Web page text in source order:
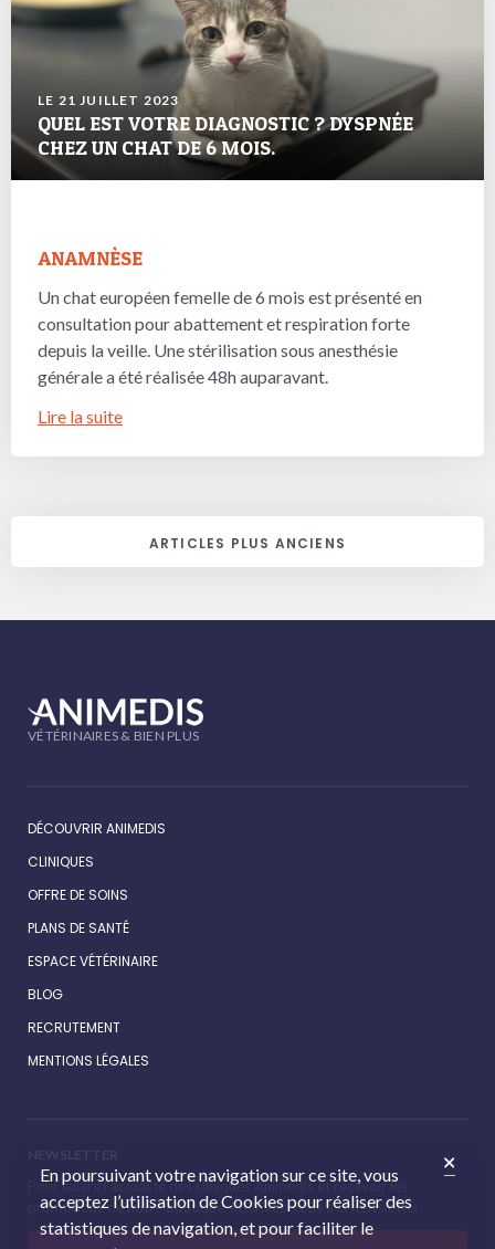
LE 21 JUILLET 2023
QUEL EST VOTRE DIAGNOSTIC ? DYSPNÉE
CHEZ UN CHAT DE 6 MOIS.
ANAMNÈSE
Un chat européen femelle de 6 mois est présenté en
consultation pour abattement et respiration forte
depuis la veille. Une stérilisation sous anesthésie
générale a été réalisée 48h auparavant.
Lire la suite
ARTICLES PLUS ANCIENS
VÉTÉRINAIRES & BIEN PLUS
DÉCOUVRIR ANIMEDIS
CLINIQUES
OFFRE DE SOINS
PLANS DE SANTÉ
ESPACE VÉTÉRINAIRE
BLOG
RECRUTEMENT
MENTIONS LÉGALES
Pour suivre l’actualité des cliniques Animédis et recevoir les
promotions de notre boutique, inscrivez-vous à la newsletter.
En poursuivant votre navigation sur ce site, vous
acceptez l’utilisation de Cookies pour réaliser des
statistiques de navigation, et pour faciliter le